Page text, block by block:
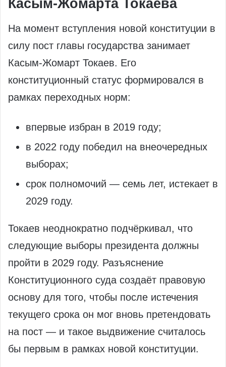
Касым‑Жомарта Токаева
На момент вступления новой конституции в
силу пост главы государства занимает
Касым‑Жомарт Токаев. Его
конституционный статус формировался в
рамках переходных норм:
впервые избран в 2019 году;
в 2022 году победил на внеочередных
выборах;
срок полномочий — семь лет, истекает в
2029 году.
Токаев неоднократно подчёркивал, что
следующие выборы президента должны
пройти в 2029 году. Разъяснение
Конституционного суда создаёт правовую
основу для того, чтобы после истечения
текущего срока он мог вновь претендовать
на пост — и такое выдвижение считалось
бы первым в рамках новой конституции.